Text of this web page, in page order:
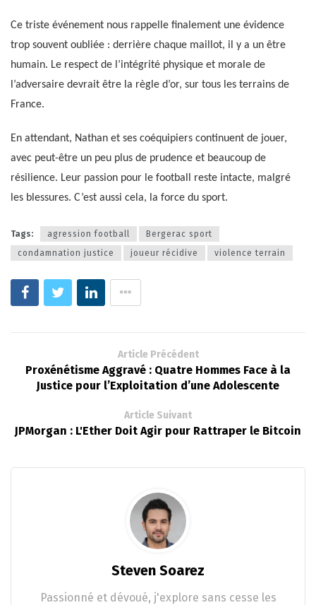
Ce triste événement nous rappelle finalement une évidence
trop souvent oubliée : derrière chaque maillot, il y a un être
humain. Le respect de l’intégrité physique et morale de
l’adversaire devrait être la règle d’or, sur tous les terrains de
France.
En attendant, Nathan et ses coéquipiers continuent de jouer,
avec peut-être un peu plus de prudence et beaucoup de
résilience. Leur passion pour le football reste intacte, malgré
les blessures. C’est aussi cela, la force du sport.
Tags: agression football
Bergerac sport
condamnation justice
joueur récidive violence terrain
Article Précédent
Proxénétisme Aggravé : Quatre Hommes Face à la
Justice pour l’Exploitation d’une Adolescente
Article Suivant
JPMorgan : L'Ether Doit Agir pour Rattraper le Bitcoin
Steven Soarez
Passionné et dévoué, j'explore sans cesse les